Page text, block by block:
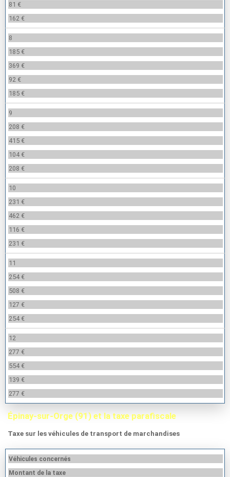
81 €
162 €
8
185 €
369 €
92 €
185 €
9
208 €
415 €
104 €
208 €
10
231 €
462 €
116 €
231 €
11
254 €
508 €
127 €
254 €
12
277 €
554 €
139 €
277 €
Épinay-sur-Orge (91) et la taxe parafiscale
Taxe sur les véhicules de transport de marchandises
Véhicules concernés
Montant de la taxe